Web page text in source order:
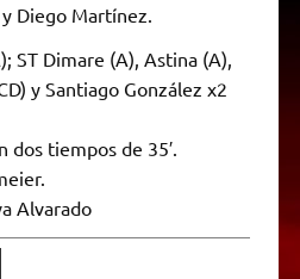
Diego Martínez.
ST Dimare (A), Astina (A),
y Santiago González x2
dos tiempos de 35′.
Alvarado